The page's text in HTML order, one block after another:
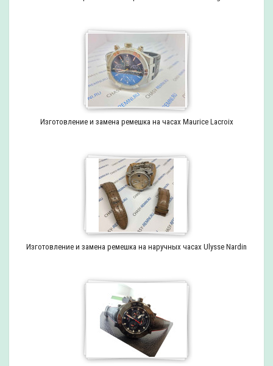
Изготовление и замена ремешка на часах Maurice Lacroix
Изготовление и замена ремешка на наручных часах Ulysse Nardin